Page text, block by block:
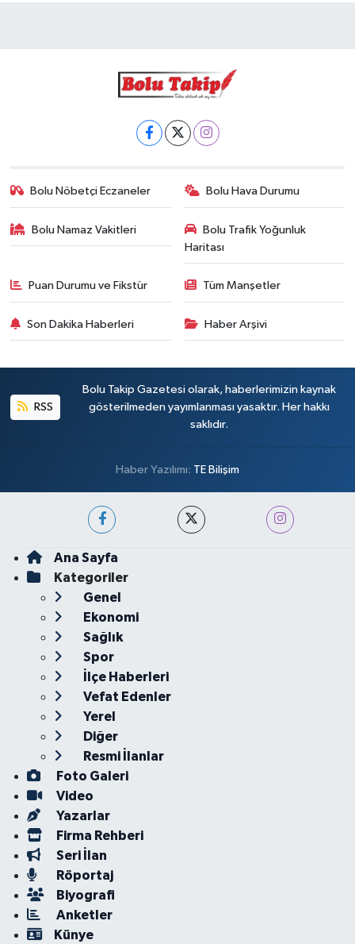
Bolu Nöbetçi Eczaneler Bolu Hava Durumu
Bolu Namaz Vakitleri
Bolu Trafik Yoğunluk
Haritası
Puan Durumu ve Fikstür Tüm Manşetler
Son Dakika Haberleri Haber Arşivi
RSS
Bolu Takip Gazetesi olarak, haberlerimizin kaynak
gösterilmeden yayımlanması yasaktır. Her hakkı
saklıdır.
Haber Yazılımı: TE Bilişim
Ana Sayfa
Kategoriler
Genel
Ekonomi
Sağlık
Spor
İlçe Haberleri
Vefat Edenler
Yerel
Diğer
Resmi İlanlar
Foto Galeri
Video
Yazarlar
Firma Rehberi
Seri İlan
Röportaj
Biyografi
Anketler
Künye